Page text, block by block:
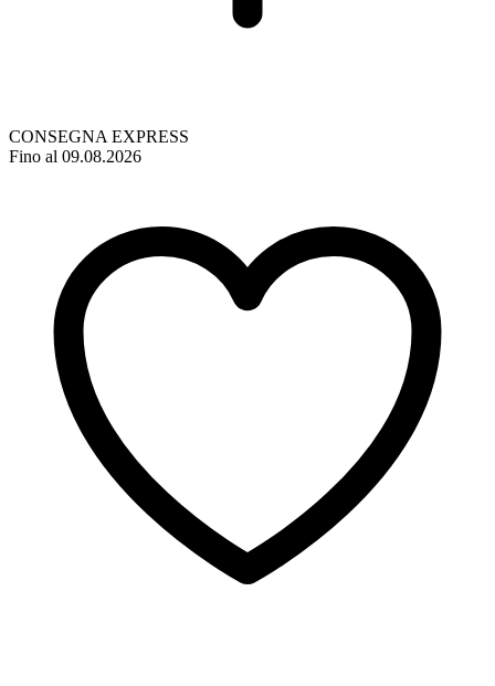
CONSEGNA EXPRESS
Fino al 09.08.2026